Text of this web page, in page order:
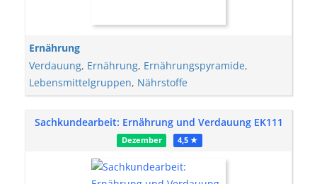
Ernährung
Verdauung, Ernährung, Ernährungspyramide,
Lebensmittelgruppen, Nährstoffe
Sachkundearbeit: Ernährung und Verdauung EK111
Dezember 4,5 ★